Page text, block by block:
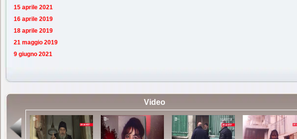
15 aprile 2021
16 aprile 2019
18 aprile 2019
21 maggio 2019
9 giugno 2021
Video